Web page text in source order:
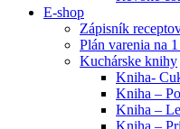
E-shop
Zápisník
Plán varenia na
Kuchárske knihy
Kniha-
Kniha –
Kniha –
Kniha –